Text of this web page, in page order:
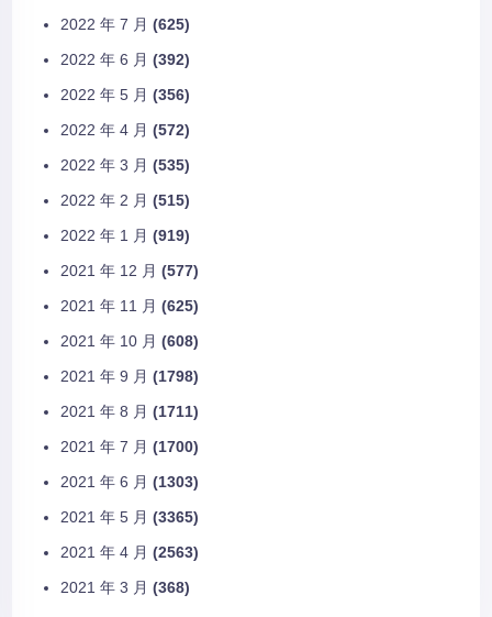
2022 年 7 月 (625)
2022 年 6 月 (392)
2022 年 5 月 (356)
2022 年 4 月 (572)
2022 年 3 月 (535)
2022 年 2 月 (515)
2022 年 1 月 (919)
2021 年 12 月 (577)
2021 年 11 月 (625)
2021 年 10 月 (608)
2021 年 9 月 (1798)
2021 年 8 月 (1711)
2021 年 7 月 (1700)
2021 年 6 月 (1303)
2021 年 5 月 (3365)
2021 年 4 月 (2563)
2021 年 3 月 (368)